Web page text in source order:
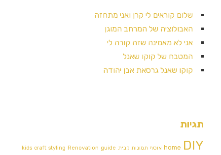
שלום קוראים לי קרן ואני מתחזה
האבולוציה של המרחב המוגן
אני לא מאמינה שזה קורה לי
המטבח של קוקו שאנל
קוקו שאנל גרסאת אבן יהודה
תגיות
home DIY אוסף תמונות לבית kids craft styling Renovation guide